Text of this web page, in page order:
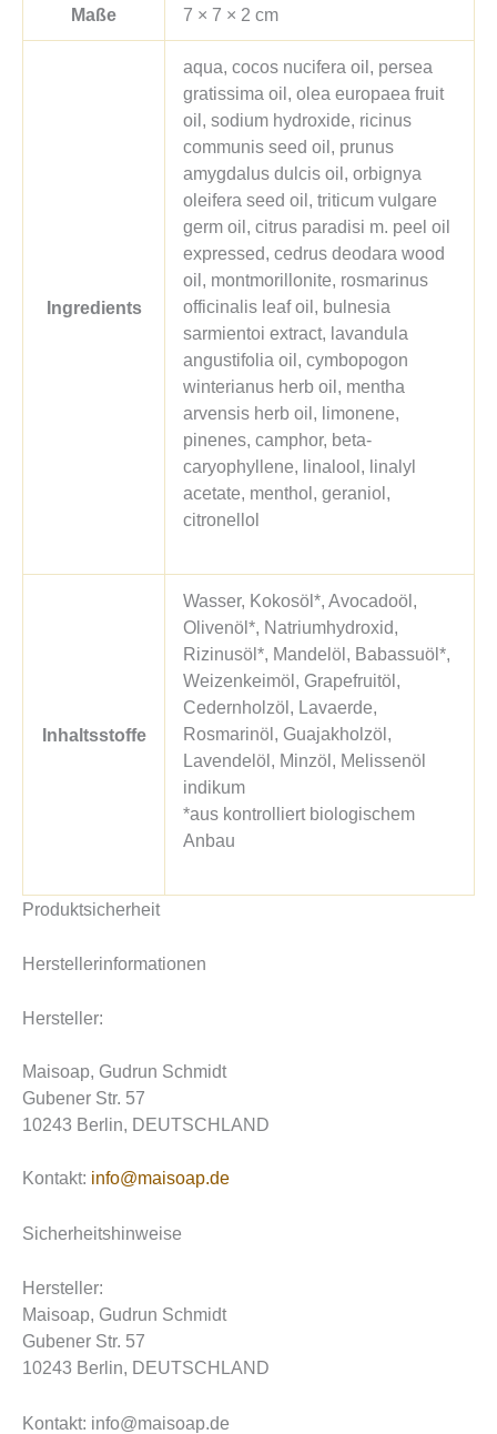
Maße 7 × 7 × 2 cm
Ingredients
aqua, cocos nucifera oil, persea
gratissima oil, olea europaea fruit
oil, sodium hydroxide, ricinus
communis seed oil, prunus
amygdalus dulcis oil, orbignya
oleifera seed oil, triticum vulgare
germ oil, citrus paradisi m. peel oil
expressed, cedrus deodara wood
oil, montmorillonite, rosmarinus
officinalis leaf oil, bulnesia
sarmientoi extract, lavandula
angustifolia oil, cymbopogon
winterianus herb oil, mentha
arvensis herb oil, limonene,
pinenes, camphor, beta-
caryophyllene, linalool, linalyl
acetate, menthol, geraniol,
citronellol
Inhaltsstoffe
Wasser, Kokosöl*, Avocadoöl,
Olivenöl*, Natriumhydroxid,
Rizinusöl*, Mandelöl, Babassuöl*,
Weizenkeimöl, Grapefruitöl,
Cedernholzöl, Lavaerde,
Rosmarinöl, Guajakholzöl,
Lavendelöl, Minzöl, Melissenöl
indikum
*aus kontrolliert biologischem
Anbau
Produktsicherheit
Herstellerinformationen
Hersteller:
Maisoap, Gudrun Schmidt
Gubener Str. 57
10243 Berlin, DEUTSCHLAND
Kontakt: info@maisoap.de
Sicherheitshinweise
Hersteller:
Maisoap, Gudrun Schmidt
Gubener Str. 57
10243 Berlin, DEUTSCHLAND
Kontakt: info@maisoap.de